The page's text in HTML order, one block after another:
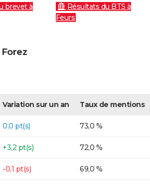
brevet à
Résultats du BTS à
Feurs
Variation sur un an Taux de mentions
0,0 pt(s) 73,0 %
+3,2 pt(s) 72,0 %
-0,1 pt(s) 69,0 %